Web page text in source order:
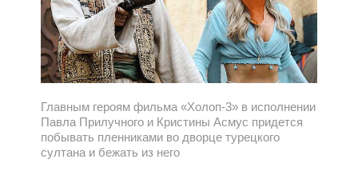
Главным героям фильма «Холоп-3» в исполнении
Павла Прилучного и Кристины Асмус придется
побывать пленниками во дворце турецкого
султана и бежать из него